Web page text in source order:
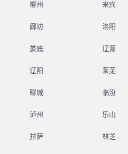
柳州 来宾
廊坊 洛阳
娄底 辽源
辽阳 莱芜
聊城 临汾
泸州 乐山
拉萨 林芝